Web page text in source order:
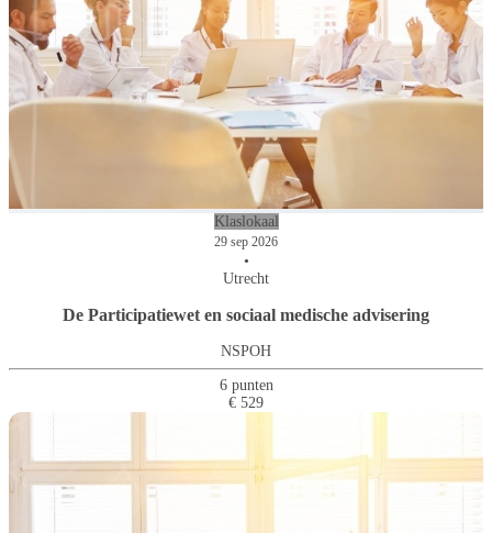
Klaslokaal
29 sep 2026
•
Utrecht
De Participatiewet en sociaal medische advisering
NSPOH
6 punten
€ 529